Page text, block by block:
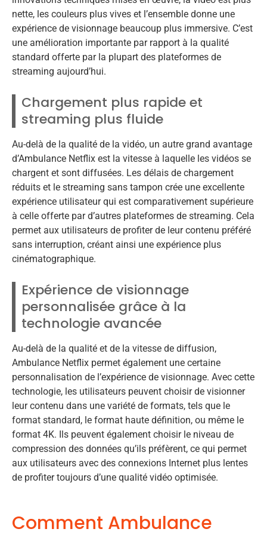
nette, les couleurs plus vives et l’ensemble donne une
expérience de visionnage beaucoup plus immersive. C’est
une amélioration importante par rapport à la qualité
standard offerte par la plupart des plateformes de
streaming aujourd’hui.
Chargement plus rapide et
streaming plus fluide
Au-delà de la qualité de la vidéo, un autre grand avantage
d’Ambulance Netflix est la vitesse à laquelle les vidéos se
chargent et sont diffusées. Les délais de chargement
réduits et le streaming sans tampon crée une excellente
expérience utilisateur qui est comparativement supérieure
à celle offerte par d’autres plateformes de streaming. Cela
permet aux utilisateurs de profiter de leur contenu préféré
sans interruption, créant ainsi une expérience plus
cinématographique.
Expérience de visionnage
personnalisée grâce à la
technologie avancée
Au-delà de la qualité et de la vitesse de diffusion,
Ambulance Netflix permet également une certaine
personnalisation de l’expérience de visionnage. Avec cette
technologie, les utilisateurs peuvent choisir de visionner
leur contenu dans une variété de formats, tels que le
format standard, le format haute définition, ou même le
format 4K. Ils peuvent également choisir le niveau de
compression des données qu’ils préfèrent, ce qui permet
aux utilisateurs avec des connexions Internet plus lentes
de profiter toujours d’une qualité vidéo optimisée.
Comment Ambulance